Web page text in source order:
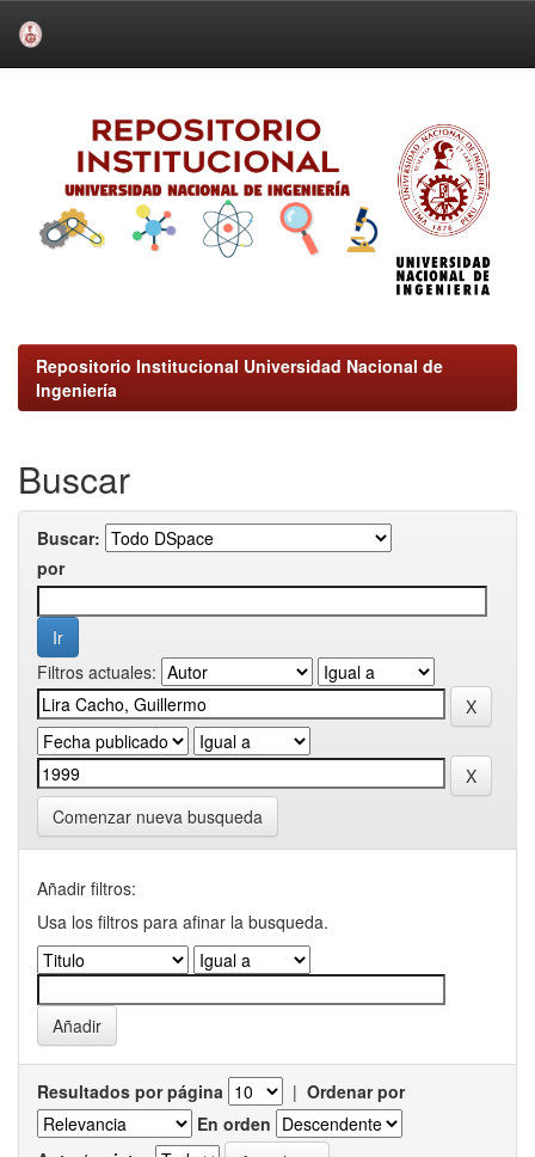
Repositorio Institucional Universidad Nacional de
Ingeniería
Buscar
Buscar:
por
Filtros actuales:
Comenzar nueva busqueda
Añadir filtros:
Usa los filtros para afinar la busqueda.
Resultados por página | Ordenar por
En orden